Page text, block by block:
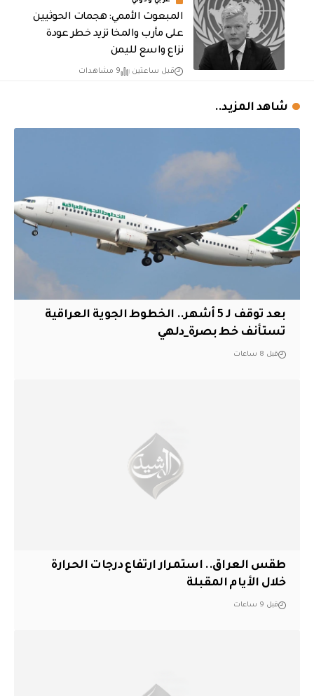
المبعوث الأممي: هجمات الحوثيين
على مأرب والمخا تزيد خطر عودة
نزاع واسع لليمن
قبل ساعتين 9 مشاهدات
شاهد المزيد..
بعد توقف لـ 5 أشهر.. الخطوط الجوية العراقية
تستأنف خط بصرة_دلهي
قبل 8 ساعات
طقس العراق.. استمرار ارتفاع درجات الحرارة
خلال الأيام المقبلة
قبل 9 ساعات